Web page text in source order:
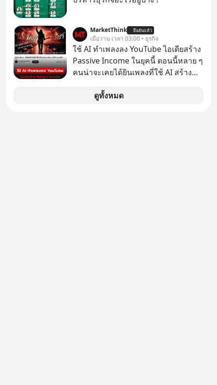
การทุ่มเงินอุดหนุนมหาศาลจนราคาพัง
อาจต้องยอมจำนนและส่งมอบกุญแจ
ควบคุมโลกฮาร์ดแวร์ให้คู่แข่งอย่าง
ถาวร สงครามที่โลกมองข้ามนี้ดุเดือด
แค่ไหน? เลือกฟังกันได้เลยนะครับ อย่า
ลืมกด Follow ติดตาม PodCast ช่อง
ด้วยนะครับ 🎧 ฟังผ่าน Spotify :
MarketThink ยืนยันแล้ว
เมื่อวาน เวลา 03:00 • ธุรกิจ
ใช้ AI ทำเพลงลง YouTube ไอเดียสร้าง
Passive Income ในยุคนี้ ตอนนี้หลาย ๆ
คนน่าจะเคยได้ยินเพลงที่ใช้ AI สร้าง
รู้ตัวเรา” จากช่องชื่อว่า UNHEARD
ดูทั้งหมด